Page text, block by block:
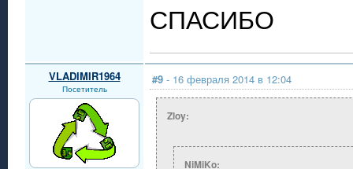
СПАСИБО
VLADIMIR1964
Посетитель
#9 - 16 февраля 2014 в 12:04
Zloy:
NiMiKo: